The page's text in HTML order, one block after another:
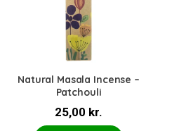
Natural Masala Incense –
Patchouli
25,00 kr.